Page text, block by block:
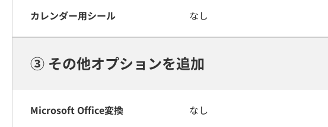
カレンダー用シール なし
③ その他オプションを追加
Microsoft Office変換 なし